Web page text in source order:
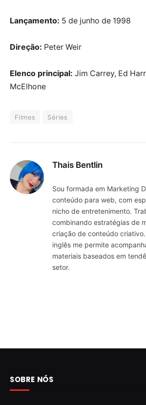
Lançamento: 5 de junho de 1998
Direção: Peter Weir
Elenco principal: Jim Carrey, Ed
McElhone
Filmes Séries
Thais Bentlin
Sou formada em Marketing
conteúdo para web, com
nicho de entretenimento.
combinando estratégias de
criação de conteúdo
inglês me permite
materiais baseados em
setor.
SOBRE NÓS